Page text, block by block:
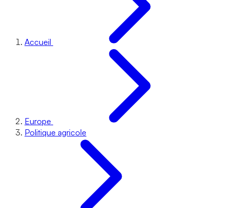
Accueil
Europe
Politique agricole